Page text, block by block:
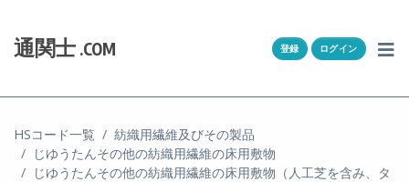
通関士 .COM 登録 ログイン
HSコード一覧
紡織用繊維及びその製品
じゆうたんその他の紡織用繊維の床用敷物
じゆうたんその他の紡織用繊維の床用敷物（人工芝を含み、タ
通関Ｑ＆Ａ